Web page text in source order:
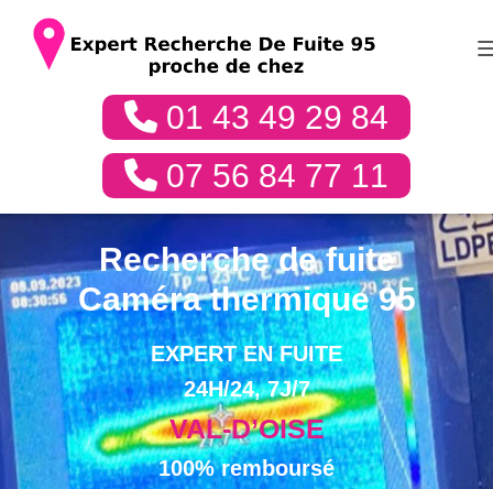
01 43 49 29 84
07 56 84 77 11
Recherche de fuite
Caméra thermique 95
EXPERT EN FUITE
24H/24, 7J/7
VAL-D’OISE
100% remboursé